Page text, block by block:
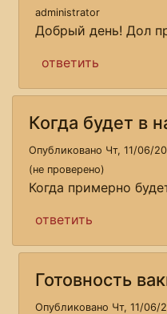
administrator
Добрый день! Дол
ответить
Когда будет в
Опубликовано Чт, 11/06/
(не проверено)
Когда примерно
ответить
Готовность
Опубликовано Чт, 11/06/